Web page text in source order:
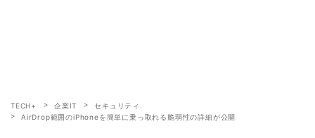
TECH+ 企業IT
セキュリティ
AirDrop範囲のiPhoneを簡単に乗っ取れる脆弱性の詳細が公開